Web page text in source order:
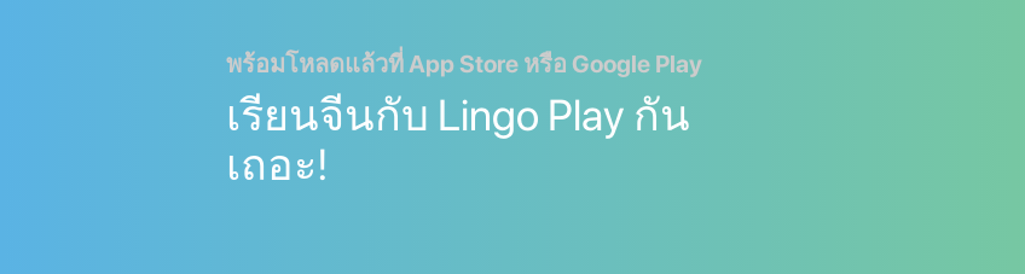
พร้อมโหลดแล้วที่ App Store หรือ Google Play
เรียนจีนกับ Lingo Play กัน
เถอะ!